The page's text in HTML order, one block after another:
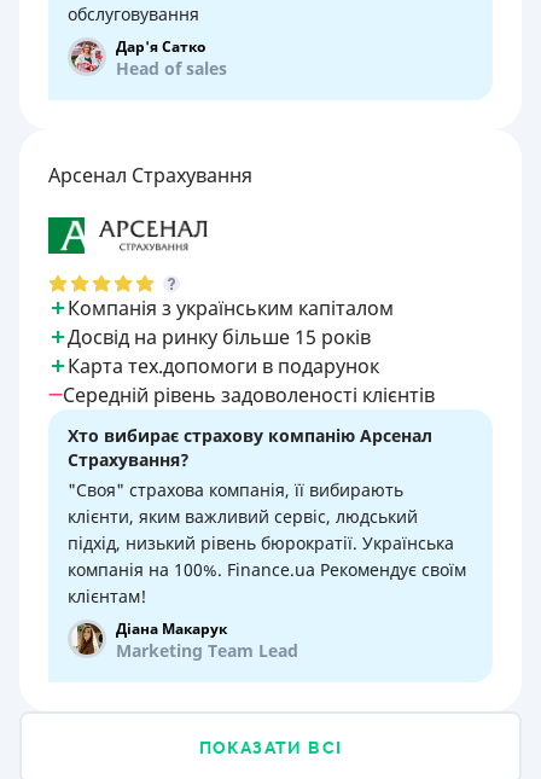
обслуговування
Дар'я Сатко
Head of sales
Арсенал Страхування
Компанія з українським капіталом
Досвід на ринку більше 15 років
Карта тех.допомоги в подарунок
Середній рівень задоволеності клієнтів
Хто вибирає страхову компанію Арсенал
Страхування?
"Своя" страхова компанія, її вибирають
клієнти, яким важливий сервіс, людський
підхід, низький рівень бюрократії. Українська
компанія на 100%. Finance.ua Рекомендує своїм
клієнтам!
Діана Макарук
Marketing Team Lead
ПОКАЗАТИ ВСІ